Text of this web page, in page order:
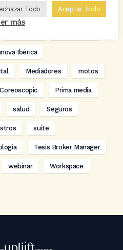
Decesos
Ibérica
Mediadores motos
Prima media
salud Seguros
suite
Tesis Broker Manager
webinar Workspace
Todo Aceptar Todo
más